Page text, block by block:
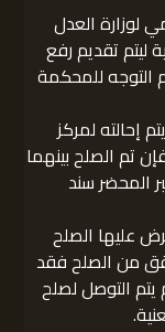
لوزارة العدل
ليتم تقديم رفع
للمحكمة
إحالته لمركز
تم الصلح بينهما
المحضر سند
عليها الصلح
من الصلح فقد
يتم التوصل لصلح